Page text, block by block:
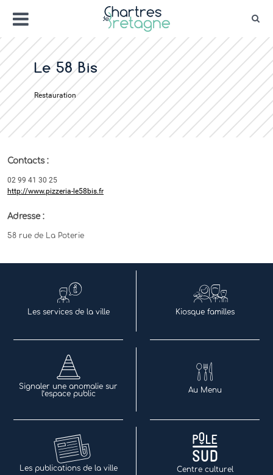
contenu
Menu
Bienvenue sur le site de la ville de
Ville Zéro phyto / 4 fleurs
Le 58 Bis
Restauration
Contacts :
02 99 41 30 25
http://www.pizzeria-le58bis.fr
Adresse :
58 rue de La Poterie
Les services de la ville Kiosque familles
Signaler une anomalie sur
l’espace public
Au Menu
Les publications de la ville Centre culturel